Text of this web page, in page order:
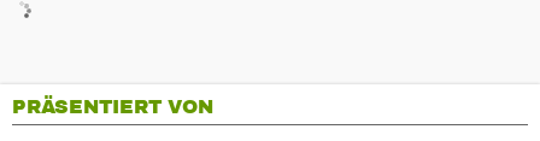
PRÄSENTIERT VON